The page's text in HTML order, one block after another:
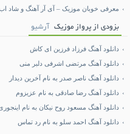
معرفی خوبان موزیک – آی آر آهنگ و شاد
بزودی از پرواز موزیک آرشیو
دانلود آهنگ فرزاد فرزین ای کاش
دانلود آهنگ مرتضی اشرفی دلبر منی
دانلود آهنگ ناصر صدر به نام آخرین دیدار
دانلود آهنگ رضا صادقی به نام عزیزوم
دانلود آهنگ مسعود روح نیکان به نام
دانلود آهنگ احمد سلو به نام رد تماس